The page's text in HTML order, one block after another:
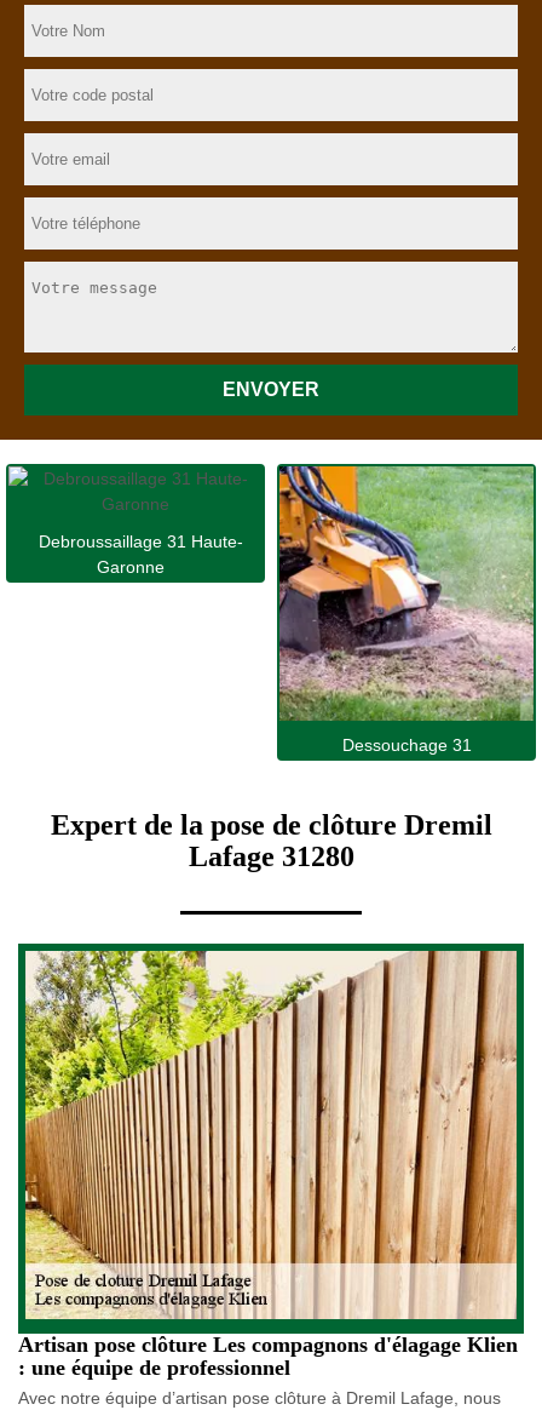
Debroussaillage 31 Haute-
Garonne
Dessouchage 31
Expert de la pose de clôture Dremil
Lafage 31280
Artisan pose clôture Les compagnons d'élagage Klien
: une équipe de professionnel
Avec notre équipe d’artisan pose clôture à Dremil Lafage, nous